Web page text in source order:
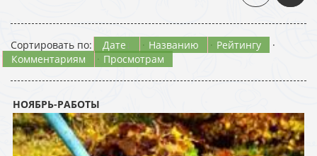
Сортировать по: Дате · Названию · Рейтингу
·
Комментариям
· Просмотрам
НОЯБРЬ-РАБОТЫ